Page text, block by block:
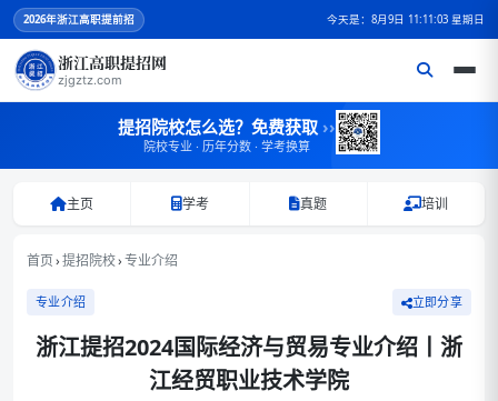
2026年浙江高职提前招 今天是：8月9日 11:11:04 星期日
浙江高职提招网
zjgztz.com
提招院校怎么选？免费获取 ››
院校专业 · 历年分数 · 学考换算
主页 学考 真题 培训
首页›提招院校›专业介绍
专业介绍 立即分享
浙江提招2024国际经济与贸易专业介绍丨浙
江经贸职业技术学院